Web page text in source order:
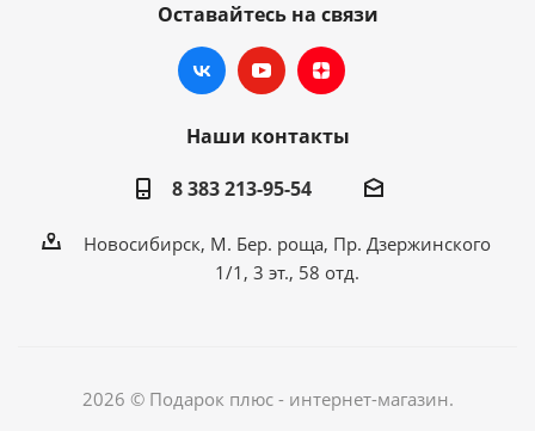
Оставайтесь на связи
Наши контакты
8 383 213-95-54
Новосибирск, М. Бер. роща, Пр. Дзержинского
1/1, 3 эт., 58 отд.
2026 © Подарок плюс - интернет-магазин.